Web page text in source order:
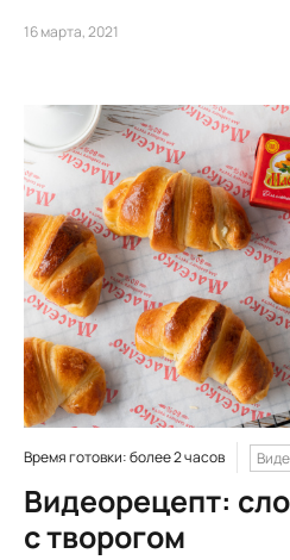
16 марта, 2021
Время готовки: более 2 часов
Видеорецепт:
с творогом